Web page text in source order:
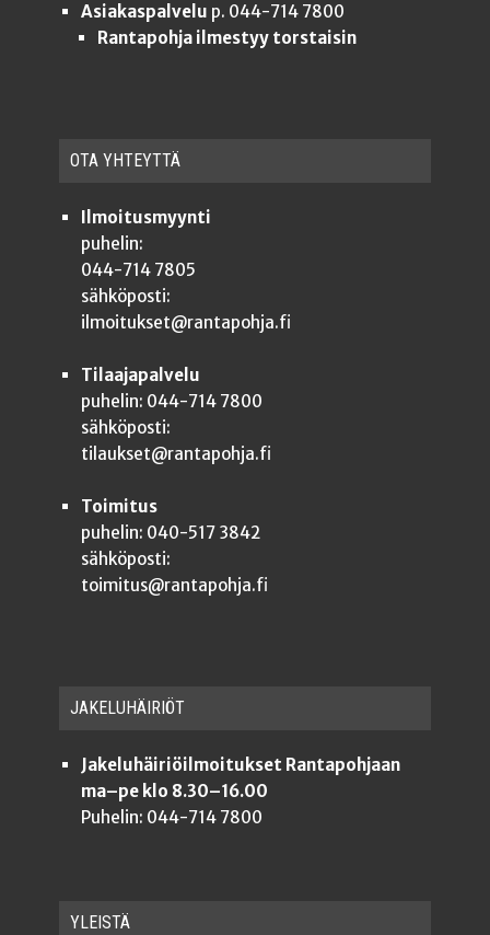
Asiakaspalvelu p. 044-714 7800
Rantapohja ilmestyy torstaisin
OTA YHTEYT­TÄ
Ilmoitusmyynti
puhelin:
044-714 7805
sähköposti:
ilmoitukset@rantapohja.fi
Tilaajapalvelu
puhelin: 044-714 7800
sähköposti:
tilaukset@rantapohja.fi
Toimitus
puhelin: 040-517 3842
sähköposti:
toimitus@rantapohja.fi
JAKE­LU­HÄI­RIÖT
Jakeluhäiriöilmoitukset Rantapohjaan
ma–pe klo 8.30–16.00
Puhelin: 044-714 7800
YLEISTÄ